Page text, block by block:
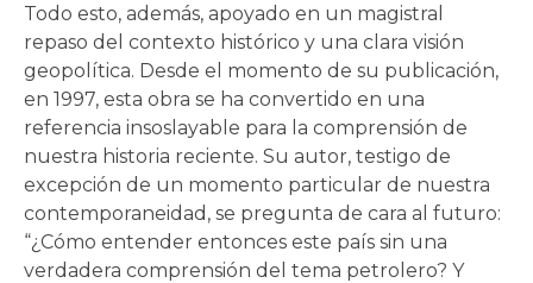
Todo esto, además, apoyado en un magistral
repaso del contexto histórico y una clara visión
geopolítica. Desde el momento de su publicación,
en 1997, esta obra se ha convertido en una
referencia insoslayable para la comprensión de
nuestra historia reciente. Su autor, testigo de
excepción de un momento particular de nuestra
contemporaneidad, se pregunta de cara al futuro:
“¿Cómo entender entonces este país sin una
verdadera comprensión del tema petrolero? Y